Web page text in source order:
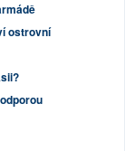
ostrovní